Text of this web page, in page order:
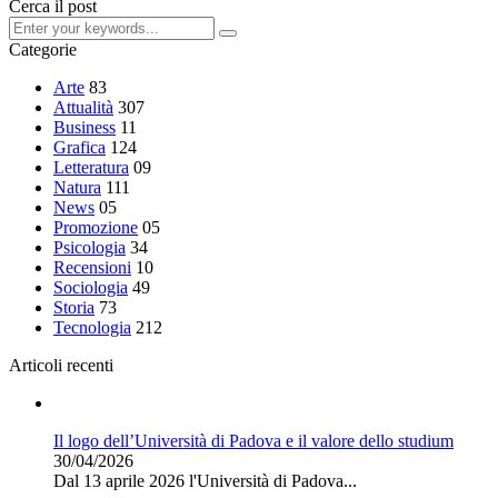
Cerca il post
Categorie
Arte 83
Attualità 307
Business 11
Grafica 124
Letteratura 09
Natura 111
News 05
Promozione 05
Psicologia 34
Recensioni 10
Sociologia 49
Storia 73
Tecnologia 212
Articoli recenti
Il logo dell’Università di Padova e il valore dello studium
30/04/2026
Dal 13 aprile 2026 l'Università di Padova...